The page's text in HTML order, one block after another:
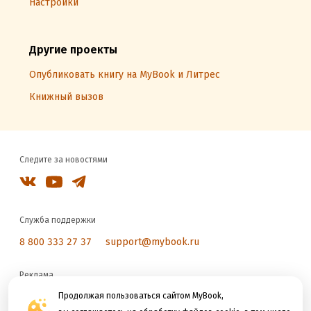
Продолжая пользоваться сайтом MyBook,
Настройки
Другие проекты
Опубликовать книгу на MyBook и Литрес
Книжный вызов
Следите за новостями
Служба поддержки
8 800 333 27 37 support@mybook.ru
Реклама
reklama@litres.ru